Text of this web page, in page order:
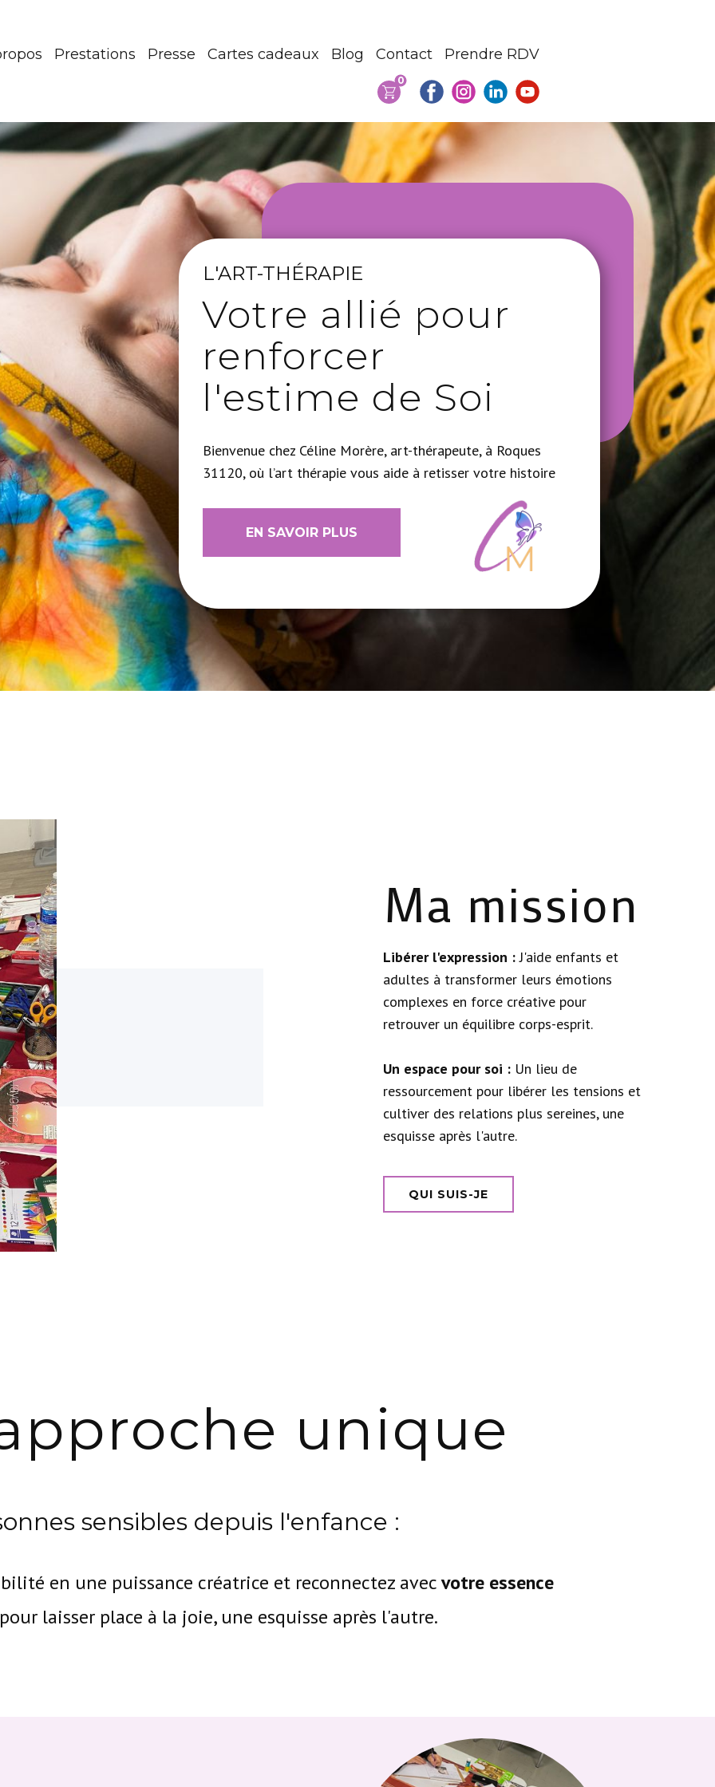
Prestations Presse Cartes cadeaux Blog Contact Prendre RDV
0
L'ART-THÉRAPIE
Votre allié pour
renforcer
l'estime de Soi
Bienvenue chez Céline Morère, art-thérapeute, à Roques
31120, où l’art thérapie vous aide à retisser votre histoire
EN SAVOIR PLUS
Ma mission
Libérer l'expression :J'aide enfants et
adultes à transformer leurs émotions
complexes en force créative pour
retrouver un équilibre corps-esprit.
Un espace pour soi : Un lieu de
ressourcement pour libérer les tensions et
cultiver des relations plus sereines, une
esquisse après l'autre.
QUI SUIS-JE
unique
sensibles depuis l'enfance :
en une puissance créatrice et reconnectez avecvotre essence
laisser place à la joie, une esquisse après l'autre.